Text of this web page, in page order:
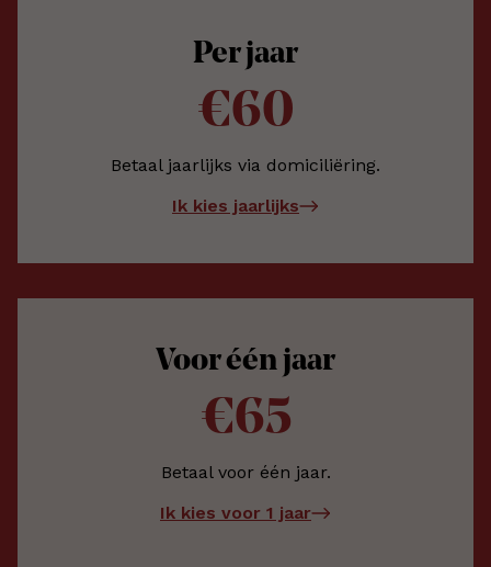
Per jaar
€60
Betaal jaarlijks via domiciliëring.
Ik kies jaarlijks
Voor één jaar
€65
Betaal voor één jaar.
Ik kies voor 1 jaar